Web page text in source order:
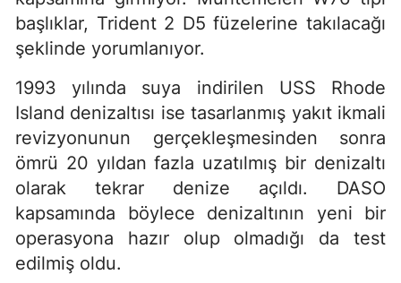
başlıklar, Trident 2 D5 füzelerine takılacağı
şeklinde yorumlanıyor.
1993 yılında suya indirilen USS Rhode
Island denizaltısı ise tasarlanmış yakıt ikmali
revizyonunun gerçekleşmesinden sonra
ömrü 20 yıldan fazla uzatılmış bir denizaltı
olarak tekrar denize açıldı. DASO
kapsamında böylece denizaltının yeni bir
operasyona hazır olup olmadığı da test
edilmiş oldu.